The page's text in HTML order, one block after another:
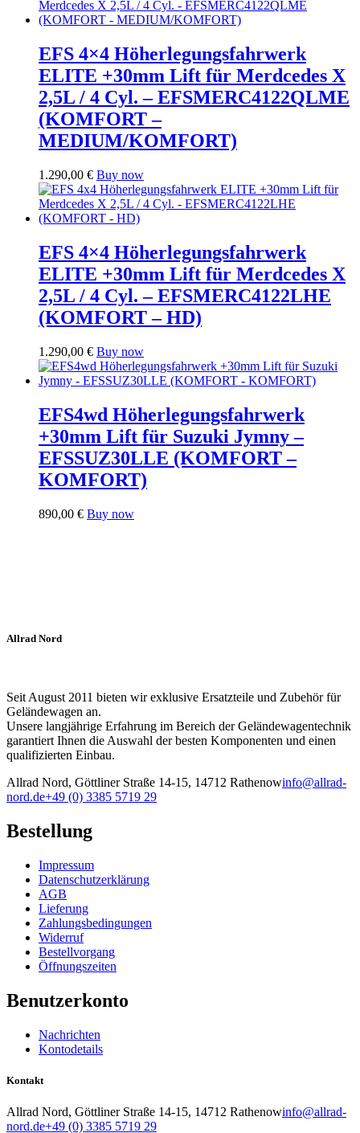
EFS 4×4 Höherlegungsfahrwerk
ELITE +30mm Lift für Merdcedes X
2,5L / 4 Cyl. – EFSMERC4122QLME
(KOMFORT –
MEDIUM/KOMFORT)
1.290,00 € Buy now
EFS 4×4 Höherlegungsfahrwerk
ELITE +30mm Lift für Merdcedes X
2,5L / 4 Cyl. – EFSMERC4122LHE
(KOMFORT – HD)
1.290,00 € Buy now
EFS4wd Höherlegungsfahrwerk
+30mm Lift für Suzuki Jymny –
EFSSUZ30LLE (KOMFORT –
KOMFORT)
890,00 € Buy now
Allrad Nord
Seit August 2011 bieten wir exklusive Ersatzteile und Zubehör für
Geländewagen an.
Unsere langjährige Erfahrung im Bereich der Geländewagentechnik
garantiert Ihnen die Auswahl der besten Komponenten und einen
qualifizierten Einbau.
Allrad Nord, Göttliner Straße 14-15, 14712 Rathenowinfo@allrad-
nord.de+49 (0) 3385 5719 29
Bestellung
Impressum
Datenschutzerklärung
AGB
Lieferung
Zahlungsbedingungen
Widerruf
Bestellvorgang
Öffnungszeiten
Benutzerkonto
Nachrichten
Kontodetails
Kontakt
Allrad Nord, Göttliner Straße 14-15, 14712 Rathenowinfo@allrad-
nord.de+49 (0) 3385 5719 29